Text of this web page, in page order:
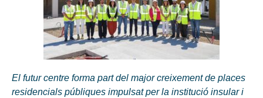
El futur centre forma part del major creixement de places
residencials públiques impulsat per la institució insular i